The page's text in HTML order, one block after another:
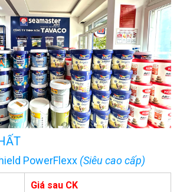
PowerFlexx (Siêu cao cấp)
Giá sau CK